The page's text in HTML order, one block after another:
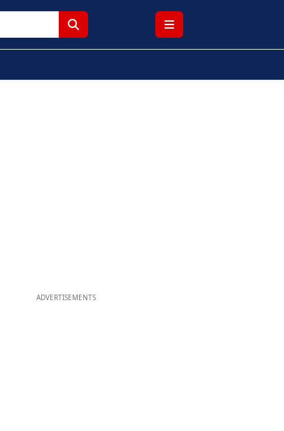
ADVERTISEMENTS